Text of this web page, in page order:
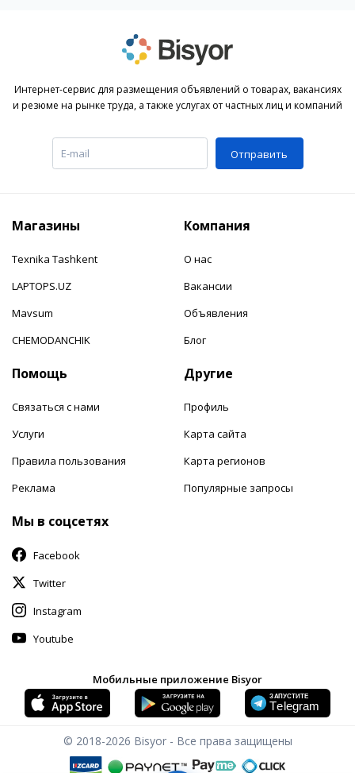
Интернет-сервис для размещения объявлений о товарах, вакансиях
и резюме на рынке труда, а также услугах от частных лиц и компаний
Отправить
Магазины
Texnika Tashkent
LAPTOPS.UZ
Mavsum
CHEMODANCHIK
Компания
О нас
Вакансии
Объявления
Блог
Помощь
Связаться с нами
Услуги
Правила пользования
Реклама
Другие
Профиль
Карта сайта
Карта регионов
Популярные запросы
Мы в соцсетях
Facebook
Twitter
Instagram
Youtube
Мобильные приложение Bisyor
© 2018-2026 Bisyor - Все права защищены